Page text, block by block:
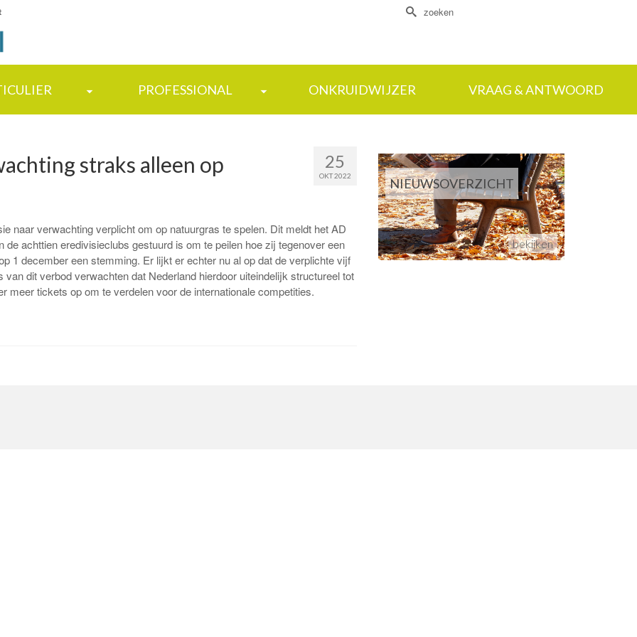
Zoek
PROFESSIONAL ONKRUIDWIJZER VRAAG & ANTWOORD
25
OKT 2022
straks alleen op
naar verwachting verplicht om op natuurgras te spelen. Dit meldt het AD
achttien eredivisieclubs gestuurd is om te peilen hoe zij tegenover een
1 december een stemming. Er lijkt er echter nu al op dat de verplichte vijf
dit verbod verwachten dat Nederland hierdoor uiteindelijk structureel tot
meer tickets op om te verdelen voor de internationale competities.
NIEUWSOVERZICHT
bekijken